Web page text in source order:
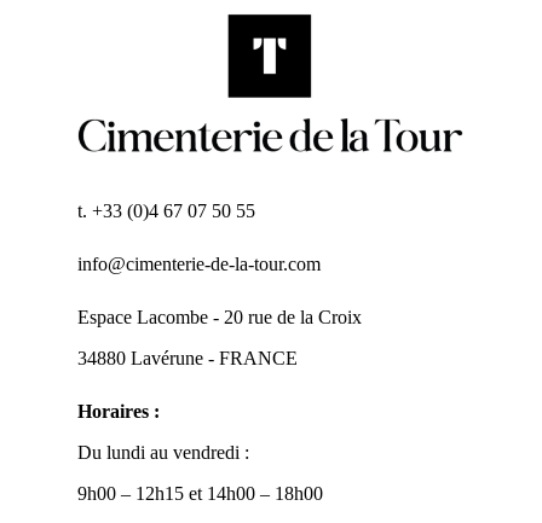
t. +33 (0)4 67 07 50 55
info@cimenterie-de-la-tour.com
Espace Lacombe - 20 rue de la Croix
34880 Lavérune - FRANCE
Horaires :
Du lundi au vendredi :
9h00 – 12h15 et 14h00 – 18h00